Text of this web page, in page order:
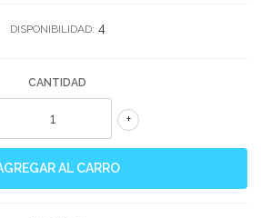
DISPONIBILIDAD: 4
CANTIDAD
+